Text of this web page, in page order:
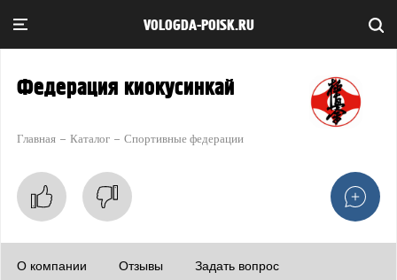
VOLOGDA-POISK.RU
Федерация киокусинкай
Главная Каталог Спортивные федерации
О компании Отзывы Задать вопрос